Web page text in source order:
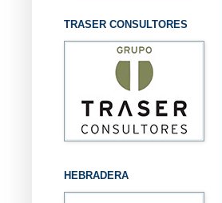
TRASER CONSULTORES
HEBRADERA